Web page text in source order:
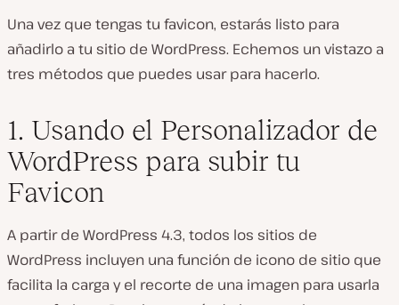
Una vez que tengas tu favicon, estarás listo para
añadirlo a tu sitio de WordPress. Echemos un vistazo a
tres métodos que puedes usar para hacerlo.
1. Usando el Personalizador de
WordPress para subir tu
Favicon
A partir de WordPress 4.3, todos los sitios de
WordPress incluyen una función de icono de sitio que
facilita la carga y el recorte de una imagen para usarla